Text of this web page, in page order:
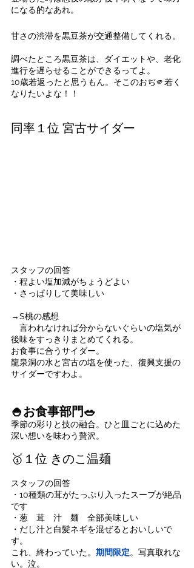
になる的なあれ。
甘さの渋滞を黒豆茶が交通整備してくれる。
調べたところ黒豆茶は、ダイエットや、老化
進行を遅らせることができるってよ。
10歳若返ったと思うもん。そこのおぢ🫵若く
なりたいよな！！
同率１位 宮古サイダー
スタッフの回答
・程よい塩加減がちょうどよい
・さっぱりして美味しい
→S桃の感想
言われなければ分からないぐらいの塩気が
後味をすっきりまとめてくれる。
お食事に合うサイダー。
龍泉洞の水と宮古の塩を使った、復興支援の
サイダーですわよ。
🍚お食事部門🥗
季節の彩りと技の融合。ひと皿ごとに込めた
深い想いを味わう贅沢。
🥇１位 きのこ温麺
スタッフの回答
・10種類の茸がたっぷり入ったスープが絶品
です
・葱　茸　汁　麺　全部美味しい
・だし汁と白髪ネギを混ぜるとおいしいで
す。
これ、終わっていた。 期間限定。写真取れな
い。泣。